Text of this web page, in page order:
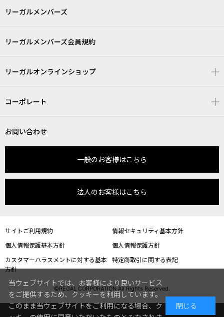
リーガルメンバーズ
リーガルメンバーズ会員規約
リーガルオンラインショップ
コーポレート
お問い合わせ
一般のお客様はこちら
法人のお客様はこちら
サイトご利用規約
情報セキュリティ基本方針
個人情報保護基本方針
個人情報保護方針
カスタマーハラスメントに対する基本
方針
特定商取引に関する表記
©REGAL CORPORATION All Rights Reserved.
当ウェブサイトでは、お客様により良いサービス
をご提供するため、クッキーを利用しています。
このまま当ウェブサイトをご利用になる場合、ク
閉じる